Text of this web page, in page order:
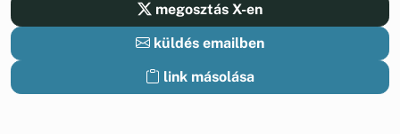
megosztás X-en
küldés emailben
link másolása